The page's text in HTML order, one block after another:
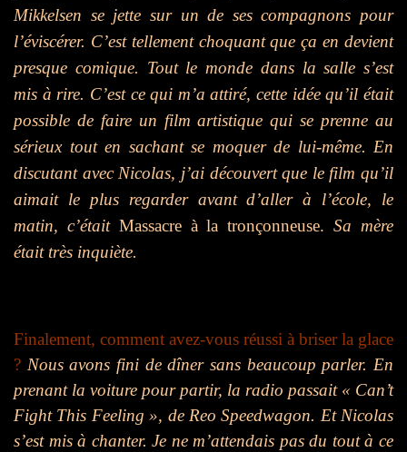
Mikkelsen se jette sur un de ses compagnons pour
l’éviscérer. C’est tellement choquant que ça en devient
presque comique. Tout le monde dans la salle s’est
mis à rire. C’est ce qui m’a attiré, cette idée qu’il était
possible de faire un film artistique qui se prenne au
sérieux tout en sachant se moquer de lui-même. En
discutant avec Nicolas, j’ai découvert que le film qu’il
aimait le plus regarder avant d’aller à l’école, le
matin, c’était Massacre à la tronçonneuse. Sa mère
était très inquiète.
Finalement, comment avez-vous réussi à briser la glace
? Nous avons fini de dîner sans beaucoup parler. En
prenant la voiture pour partir, la radio passait « Can’t
Fight This Feeling », de Reo Speedwagon. Et Nicolas
s’est mis à chanter. Je ne m’attendais pas du tout à ce